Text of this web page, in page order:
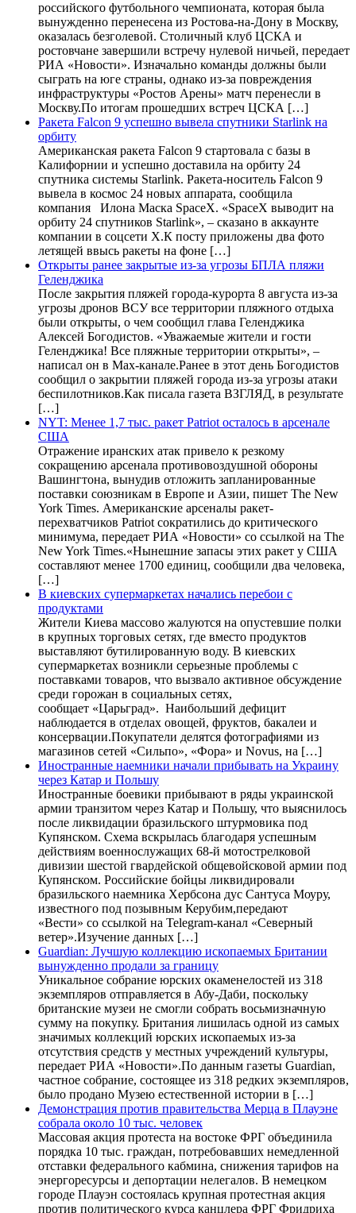
российского футбольного чемпионата, которая была
вынужденно перенесена из Ростова-на-Дону в Москву,
оказалась безголевой. Столичный клуб ЦСКА и
ростовчане завершили встречу нулевой ничьей, передает
РИА «Новости». Изначально команды должны были
сыграть на юге страны, однако из-за повреждения
инфраструктуры «Ростов Арены» матч перенесли в
Москву.По итогам прошедших встреч ЦСКА […]
Ракета Falcon 9 успешно вывела спутники Starlink на
орбиту
Американская ракета Falcon 9 стартовала с базы в
Калифорнии и успешно доставила на орбиту 24
спутника системы Starlink. Ракета-носитель Falcon 9
вывела в космос 24 новых аппарата, сообщила
компания Илона Маска SpaceX. «SpaceX выводит на
орбиту 24 спутников Starlink», – сказано в аккаунте
компании в соцсети X.К посту приложены два фото
летящей ввысь ракеты на фоне […]
Открыты ранее закрытые из-за угрозы БПЛА пляжи
Геленджика
После закрытия пляжей города-курорта 8 августа из-за
угрозы дронов ВСУ все территории пляжного отдыха
были открыты, о чем сообщил глава Геленджика
Алексей Богодистов. «Уважаемые жители и гости
Геленджика! Все пляжные территории открыты», –
написал он в Max-канале.Ранее в этот день Богодистов
сообщил о закрытии пляжей города из-за угрозы атаки
беспилотников.Как писала газета ВЗГЛЯД, в результате
[…]
NYT: Менее 1,7 тыс. ракет Patriot осталось в арсенале
США
Отражение иранских атак привело к резкому
сокращению арсенала противовоздушной обороны
Вашингтона, вынудив отложить запланированные
поставки союзникам в Европе и Азии, пишет The New
York Times. Американские арсеналы ракет-
перехватчиков Patriot сократились до критического
минимума, передает РИА «Новости» со ссылкой на The
New York Times.«Нынешние запасы этих ракет у США
составляют менее 1700 единиц, сообщили два человека,
[…]
В киевских супермаркетах начались перебои с
продуктами
Жители Киева массово жалуются на опустевшие полки
в крупных торговых сетях, где вместо продуктов
выставляют бутилированную воду. В киевских
супермаркетах возникли серьезные проблемы с
поставками товаров, что вызвало активное обсуждение
среди горожан в социальных сетях,
сообщает «Царьград». Наибольший дефицит
наблюдается в отделах овощей, фруктов, бакалеи и
консервации.Покупатели делятся фотографиями из
магазинов сетей «Сильпо», «Фора» и Novus, на […]
Иностранные наемники начали прибывать на Украину
через Катар и Польшу
Иностранные боевики прибывают в ряды украинской
армии транзитом через Катар и Польшу, что выяснилось
после ликвидации бразильского штурмовика под
Купянском. Схема вскрылась благодаря успешным
действиям военнослужащих 68-й мотострелковой
дивизии шестой гвардейской общевойсковой армии под
Купянском. Российские бойцы ликвидировали
бразильского наемника Хербсона дус Сантуса Моуру,
известного под позывным Керубим,передают
«Вести» со ссылкой на Telegram-канал «Северный
ветер».Изучение данных […]
Guardian: Лучшую коллекцию ископаемых Британии
вынужденно продали за границу
Уникальное собрание юрских окаменелостей из 318
экземпляров отправляется в Абу-Даби, поскольку
британские музеи не смогли собрать восьмизначную
сумму на покупку. Британия лишилась одной из самых
значимых коллекций юрских ископаемых из-за
отсутствия средств у местных учреждений культуры,
передает РИА «Новости».По данным газеты Guardian,
частное собрание, состоящее из 318 редких экземпляров,
было продано Музею естественной истории в […]
Демонстрация против правительства Мерца в Плауэне
собрала около 10 тыс. человек
Массовая акция протеста на востоке ФРГ объединила
порядка 10 тыс. граждан, потребовавших немедленной
отставки федерального кабмина, снижения тарифов на
энергоресурсы и депортации нелегалов. В немецком
городе Плауэн состоялась крупная протестная акция
против политического курса канцлера ФРГ Фридриха